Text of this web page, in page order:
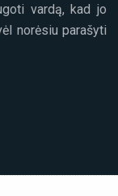
vardą, kad jo
norėsiu parašyti